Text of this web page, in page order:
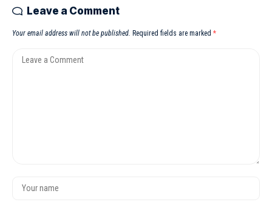
Leave a Comment
Your email address will not be published. Required fields are marked *